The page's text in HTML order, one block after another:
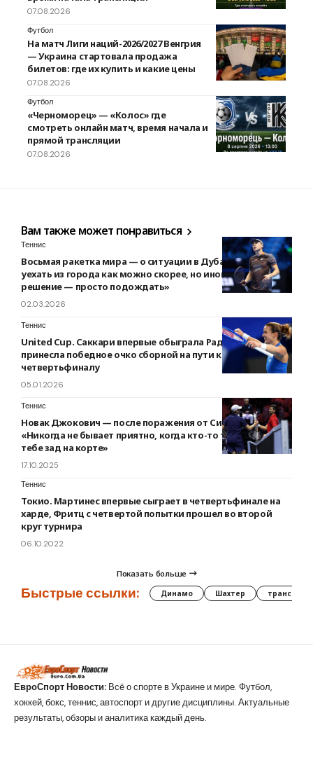
07.08.2026
Футбол
На матч Лиги наций-2026/2027 Венгрия
— Украина стартовала продажа
билетов: где их купить и какие цены
07.08.2026
Футбол
«Черноморец» — «Колос» где
смотреть онлайн матч, время начала и
прямой трансляции
07.08.2026
Вам также может понравиться
Теннис
Восьмая ракетка мира — о ситуации в Дубае: «Мы хотим
уехать из города как можно скорее, но иногда лучшее
решение — просто подождать»
02.03.2026
Теннис
United Cup. Саккари впервые обыграла Радукану и
принесла победное очко сборной на пути к
четвертьфиналу
05.01.2026
Теннис
Новак Джокович — после поражения от Синнера:
«Никогда не бывает приятно, когда кто-то так надирает
тебе зад на корте»
17.10.2025
Теннис
Токио. Мартинес впервые сыграет в четвертьфинале на
харде, Фритц с четвертой попытки прошел во второй
круг турнира
06.10.2022
Показать больше
Быстрые ссылки: Динамо Шахтер трансферы
ЕвроСпорт Новости: Всё о спорте в Украине и мире. Футбол,
хоккей, бокс, теннис, автоспорт и другие дисциплины. Актуальные
результаты, обзоры и аналитика каждый день.